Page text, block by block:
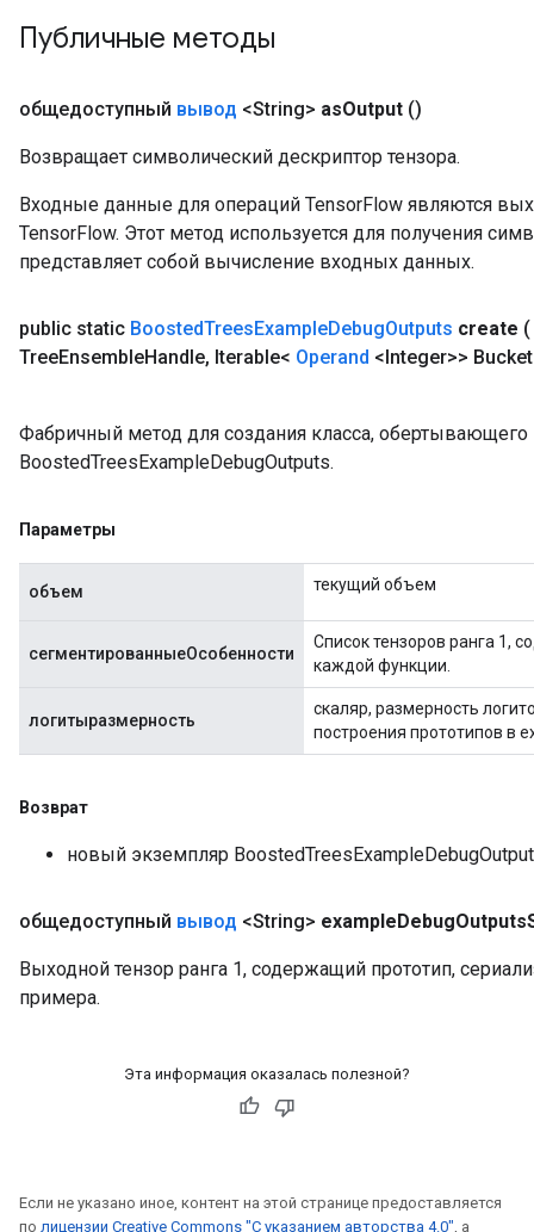
Публичные методы
общедоступный вывод <String> asOutput ()
Возвращает символический дескриптор тензора.
Входные данные для операций TensorFlow являются
TensorFlow. Этот метод используется для получения
представляет собой вычисление входных данных.
public static BoostedTreesExampleDebugOutputs create (
TreeEnsembleHandle, Iterable< Operand <Integer>>
Фабричный метод для создания класса,
BoostedTreesExampleDebugOutputs.
Параметры
объем текущий объем
сегментированныеОсобенности
Список тензоров ранга 1,
каждой функции.
логитыразмерность
скаляр, размерность
построения прототипов в
Возврат
новый экземпляр
общедоступный вывод <String> exampleDebugOutputs
Выходной тензор ранга 1, содержащий прототип,
примера.
Эта информация оказалась полезной?
Если не указано иное, контент на этой странице предоставляется
по лицензии Creative Commons "С указанием авторства 4.0", а